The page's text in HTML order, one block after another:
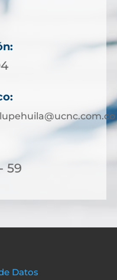
59
Datos